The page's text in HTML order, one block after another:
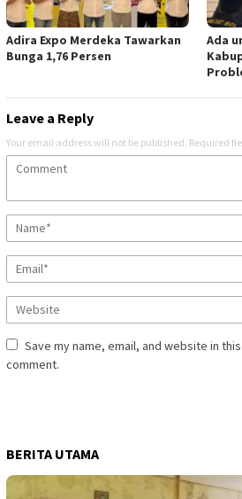
Adira Expo Merdeka Tawarkan
Bunga 1,76 Persen
Ada
Leave a Reply
Your email address will not be published. Required
Save my name, email, and website in
comment.
BERITA UTAMA